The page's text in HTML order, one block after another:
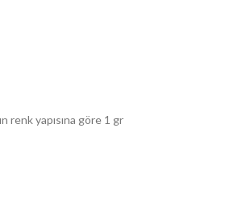
renk yapısına göre 1 gr